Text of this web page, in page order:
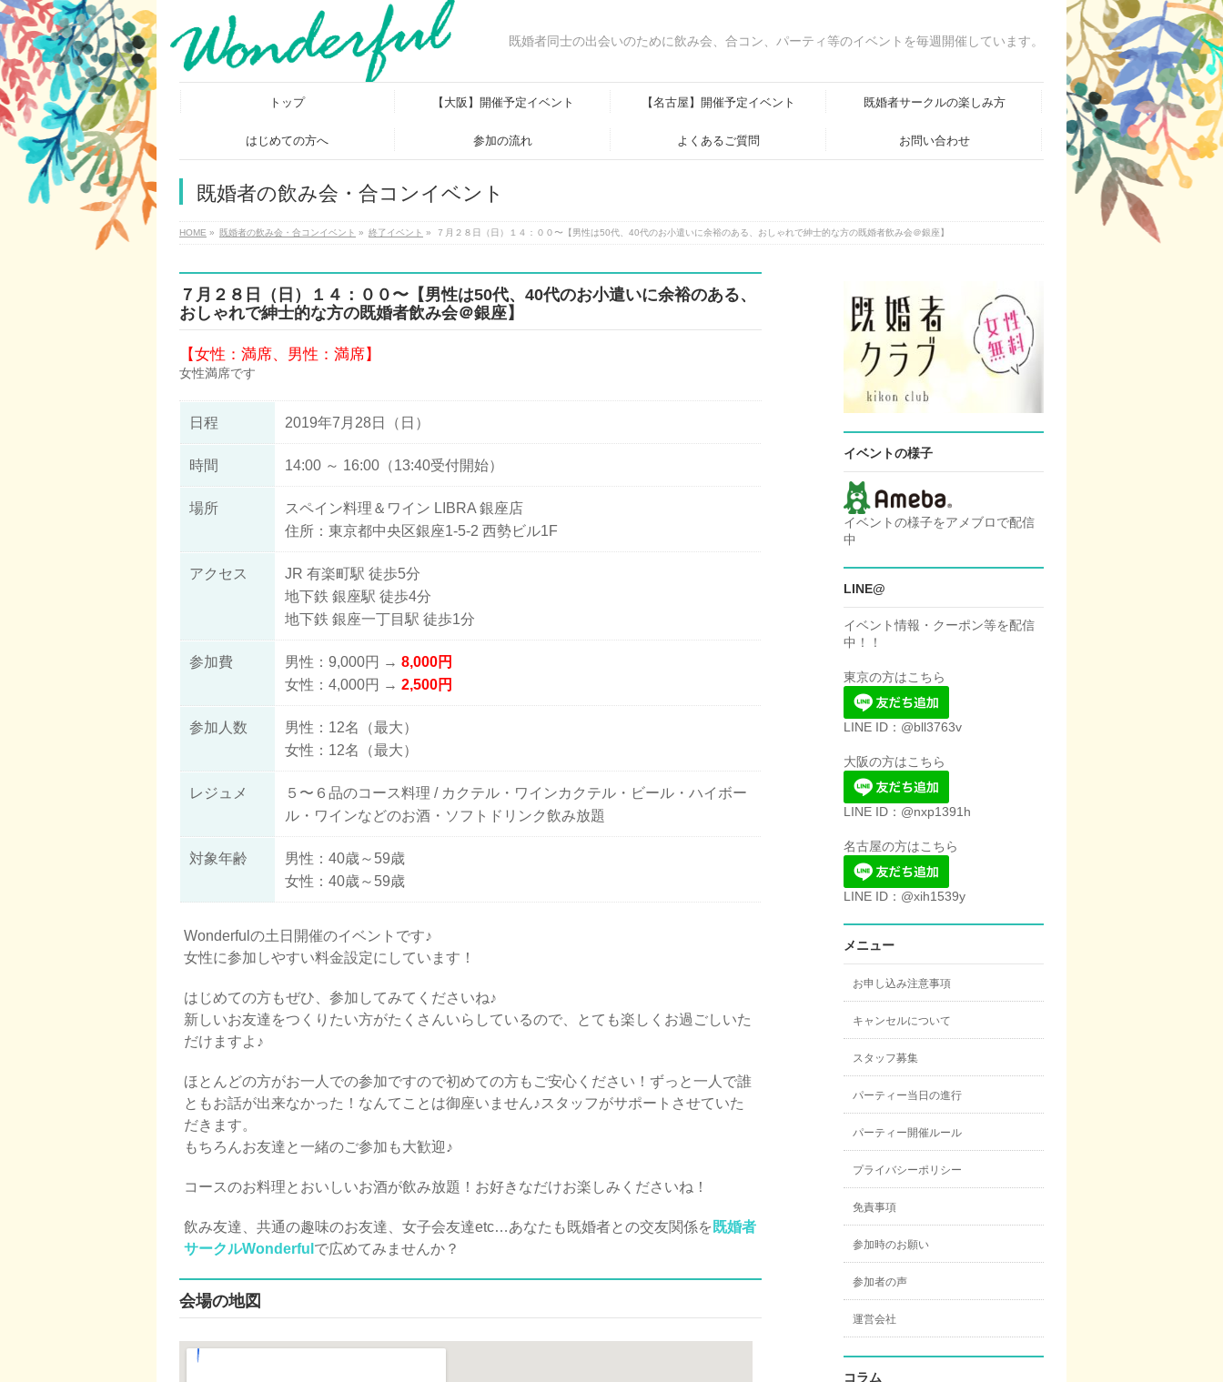
既婚者同士の出会いのために飲み会、合コン、パーティ等のイベントを毎週開催しています。
トップ 【大阪】開催予定イベント 【名古屋】開催予定イベント 既婚者サークルの楽しみ方
はじめての方へ 参加の流れ よくあるご質問 お問い合わせ
既婚者の飲み会・合コンイベント
HOME » 既婚者の飲み会・合コンイベント » 終了イベント » ７月２８日（日）１４：００〜【男性は50代、40代のお小遣いに余裕のある、おしゃれで紳士的な方の既婚者飲み会＠銀座】
７月２８日（日）１４：００〜【男性は50代、40代のお小遣いに余裕のある、
おしゃれで紳士的な方の既婚者飲み会＠銀座】
【女性：満席、男性：満席】
女性満席です
日程 2019年7月28日（日）
時間 14:00 ～ 16:00（13:40受付開始）
場所
スペイン料理＆ワイン LIBRA 銀座店
住所：東京都中央区銀座1-5-2 西勢ビル1F
アクセス
JR 有楽町駅 徒歩5分
地下鉄 銀座駅 徒歩4分
地下鉄 銀座一丁目駅 徒歩1分
参加費 男性：9,000円 → 8,000円
女性：4,000円 → 2,500円
参加人数
男性：12名（最大）
女性：12名（最大）
レジュメ
５〜６品のコース料理 / カクテル・ワインカクテル・ビール・ハイボー
ル・ワインなどのお酒・ソフトドリンク飲み放題
対象年齢
男性：40歳～59歳
女性：40歳～59歳
Wonderfulの土日開催のイベントです♪
女性に参加しやすい料金設定にしています！
はじめての方もぜひ、参加してみてくださいね♪
新しいお友達をつくりたい方がたくさんいらしているので、とても楽しくお過ごしいた
だけますよ♪
ほとんどの方がお一人での参加ですので初めての方もご安心ください！ずっと一人で誰
ともお話が出来なかった！なんてことは御座いません♪スタッフがサポートさせていた
だきます。
もちろんお友達と一緒のご参加も大歓迎♪
コースのお料理とおいしいお酒が飲み放題！お好きなだけお楽しみくださいね！
飲み友達、共通の趣味のお友達、女子会友達etc…あなたも既婚者との交友関係を 既婚者
サークルWonderful で広めてみませんか？
会場の地図
イベントの様子
イベントの様子をアメブロで配信
中
LINE@
イベント情報・クーポン等を配信
中！！
東京の方はこちら
LINE ID：@bll3763v
大阪の方はこちら
LINE ID：@nxp1391h
名古屋の方はこちら
LINE ID：@xih1539y
メニュー
お申し込み注意事項
キャンセルについて
スタッフ募集
パーティー当日の進行
パーティー開催ルール
プライバシーポリシー
免責事項
参加時のお願い
参加者の声
運営会社
コラム